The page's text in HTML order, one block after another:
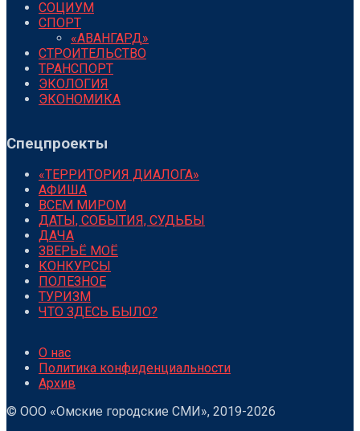
СОЦИУМ
СПОРТ
«АВАНГАРД»
СТРОИТЕЛЬСТВО
ТРАНСПОРТ
ЭКОЛОГИЯ
ЭКОНОМИКА
Спецпроекты
«ТЕРРИТОРИЯ ДИАЛОГА»
АФИША
ВСЕМ МИРОМ
ДАТЫ, СОБЫТИЯ, СУДЬБЫ
ДАЧА
ЗВЕРЬЁ МОЁ
КОНКУРСЫ
ПОЛЕЗНОЕ
ТУРИЗМ
ЧТО ЗДЕСЬ БЫЛО?
О нас
Политика конфиденциальности
Архив
© ООО «Омские городские СМИ», 2019-2026